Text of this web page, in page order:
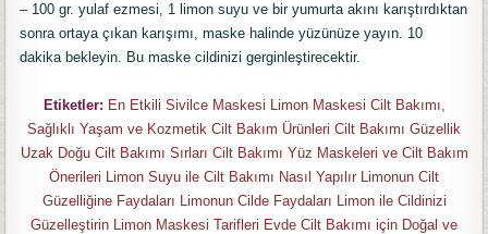
– 100 gr. yulaf ezmesi, 1 limon suyu ve bir yumurta akını karıştırdıktan
sonra ortaya çıkan karışımı, maske halinde yüzünüze yayın. 10
dakika bekleyin. Bu maske cildinizi gerginleştirecektir.
Etiketler: En Etkili Sivilce Maskesi Limon Maskesi Cilt Bakımı,
Sağlıklı Yaşam ve Kozmetik Cilt Bakım Ürünleri Cilt Bakımı Güzellik
Uzak Doğu Cilt Bakımı Sırları Cilt Bakımı Yüz Maskeleri ve Cilt Bakım
Önerileri Limon Suyu ile Cilt Bakımı Nasıl Yapılır Limonun Cilt
Güzelliğine Faydaları Limonun Cilde Faydaları Limon ile Cildinizi
Güzelleştirin Limon Maskesi Tarifleri Evde Cilt Bakımı için Doğal ve